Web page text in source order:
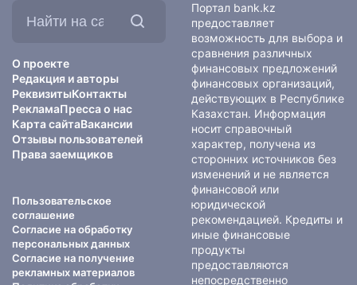
О проекте
Редакция и авторы
РеквизитыКонтакты
РекламаПресса о нас
Карта сайтаВакансии
Отзывы пользователей
Права заемщиков
Пользовательское
соглашение
Согласие на обработку
персональных данных
Согласие на получение
рекламных материалов
Портал bank.kz
предоставляет
возможность для выбора и
сравнения различных
финансовых предложений
финансовых организаций,
действующих в Республике
Казахстан. Информация
носит справочный
характер, получена из
сторонних источников без
изменений и не является
финансовой или
юридической
рекомендацией. Кредиты и
иные финансовые
продукты
предоставляются
непосредственно